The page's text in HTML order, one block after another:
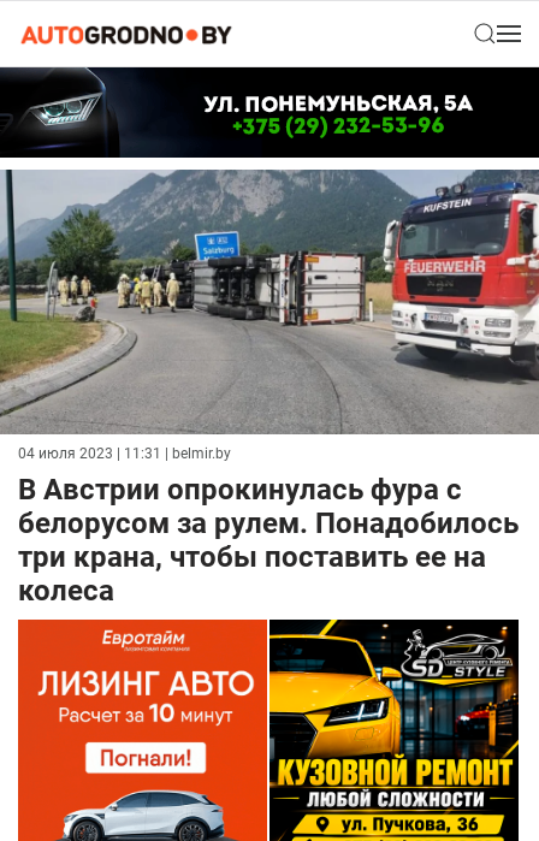
04 июля 2023 | 11:31 | belmir.by
В Австрии опрокинулась фура с
белорусом за рулем. Понадобилось
три крана, чтобы поставить ее на
колеса